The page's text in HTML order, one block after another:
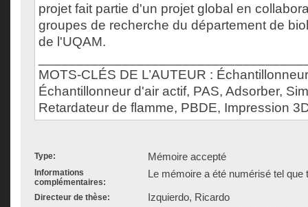
projet fait partie d'un projet global en
groupes de recherche du département de
de l'UQAM.
MOTS-CLÉS DE L’AUTEUR :
Échantillonneur d'air actif, PAS, Adsorber,
Retardateur de flamme, PBDE, Impression
Type: Mémoire accepté
Informations
complémentaires:
Le mémoire a été numérisé tel que
Directeur de thèse: Izquierdo, Ricardo